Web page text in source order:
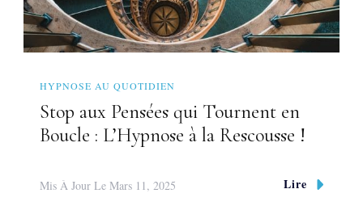
HYPNOSE AU QUOTIDIEN
Stop aux Pensées qui Tournent en
Boucle : L’Hypnose à la Rescousse !
Mis À Jour Le Mars 11, 2025 Lire